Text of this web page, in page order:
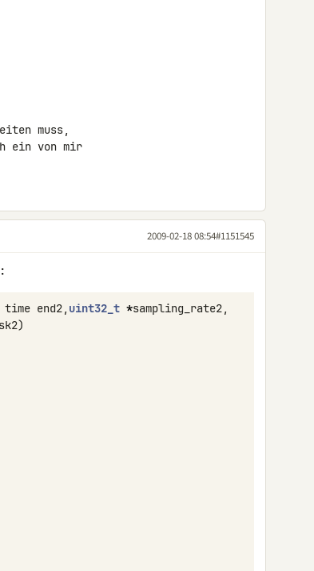
muss,
ein von mir
2009-02-18 08:54#1151545
time end2, uint32_t *sampling_rate2,
)